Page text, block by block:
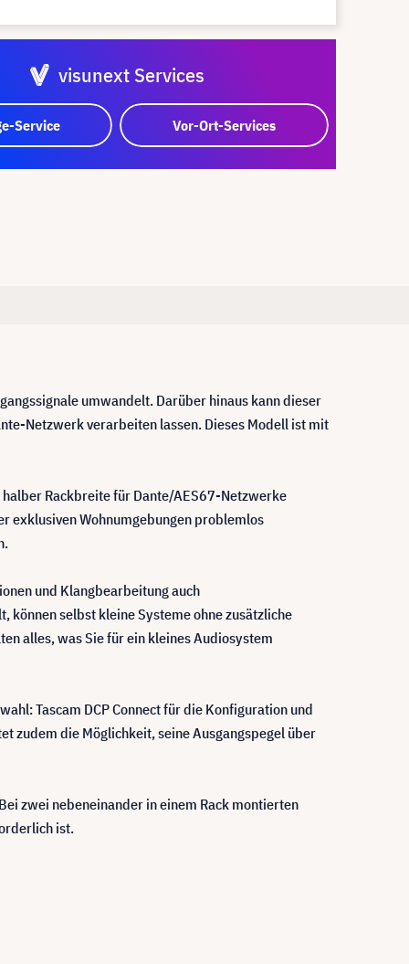
visunext Services
Service Vor-Ort-Services
umwandelt. Darüber hinaus kann dieser
Netzwerk verarbeiten lassen. Dieses Modell ist mit
halber Rackbreite für Dante/AES67-Netzwerke
exklusiven Wohnumgebungen problemlos
und Klangbearbeitung auch
können selbst kleine Systeme ohne zusätzliche
alles, was Sie für ein kleines Audiosystem
Tascam DCP Connect für die Konfiguration und
zudem die Möglichkeit, seine Ausgangspegel über
zwei nebeneinander in einem Rack montierten
ist.